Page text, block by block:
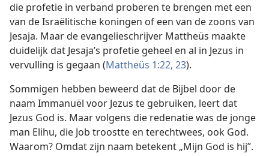
die profetie in verband proberen te brengen met een
van de Israëlitische koningen of een van de zoons van
Jesaja. Maar de evangelieschrijver Mattheüs maakte
duidelijk dat Jesaja’s profetie geheel en al in Jezus in
vervulling is gegaan (Mattheüs 1:22, 23).
Sommigen hebben beweerd dat de Bijbel door de
naam Immanuël voor Jezus te gebruiken, leert dat
Jezus God is. Maar volgens die redenatie was de jonge
man Elihu, die Job troostte en terechtwees, ook God.
Waarom? Omdat zijn naam betekent „Mijn God is hij”.